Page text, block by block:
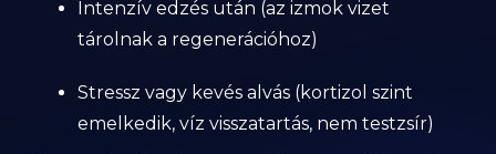
Intenzív edzés után (az izmok vizet
tárolnak a regenerációhoz)
Stressz vagy kevés alvás (kortizol szint
emelkedik, víz visszatartás, nem testzsír)